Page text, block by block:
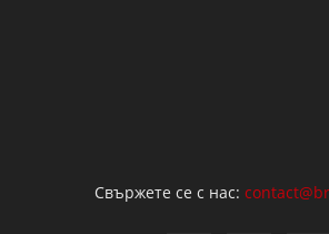
Свържете се с нас: